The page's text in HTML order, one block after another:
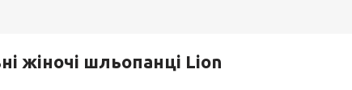
жіночі шльопанці Lion